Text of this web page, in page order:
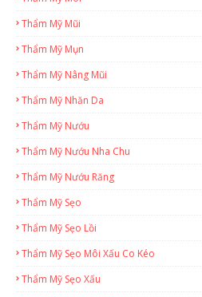
Thẩm Mỹ Mũi
Thẩm Mỹ Mụn
Thẩm Mỹ Nâng Mũi
Thẩm Mỹ Nhăn Da
Thẩm Mỹ Nướu
Thẩm Mỹ Nướu Nha Chu
Thẩm Mỹ Nướu Răng
Thẩm Mỹ Sẹo
Thẩm Mỹ Sẹo Lồi
Thẩm Mỹ Sẹo Môi Xấu Co Kéo
Thẩm Mỹ Sẹo Xấu